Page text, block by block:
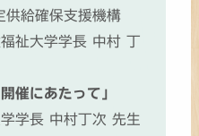
給確保支援機構
祉大学学長 中村 丁
催にあたって」
学長 中村丁次 先生